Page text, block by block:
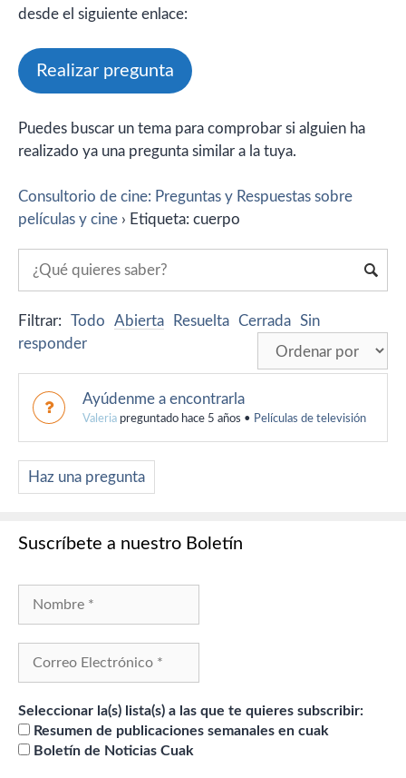
desde el siguiente enlace:
Realizar pregunta
Puedes buscar un tema para comprobar si alguien ha
realizado ya una pregunta similar a la tuya.
Consultorio de cine: Preguntas y Respuestas sobre
películas y cine › Etiqueta: cuerpo
Filtrar: Todo Abierta Resuelta Cerrada Sin
responder
Ayúdenme a encontrarla
Valeria preguntado hace 5 años • Películas de televisión
Haz una pregunta
Suscríbete a nuestro Boletín
Seleccionar la(s) lista(s) a las que te quieres subscribir:
Resumen de publicaciones semanales en cuak
Boletín de Noticias Cuak